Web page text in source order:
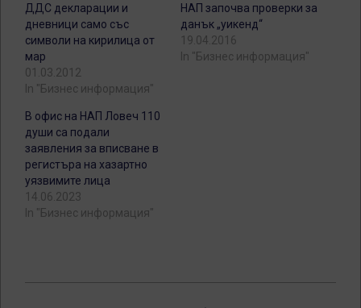
ДДС декларации и
дневници само със
символи на кирилица от
мар
01.03.2012
In "Бизнес информация"
НАП започва проверки за
данък „уикенд“
19.04.2016
In "Бизнес информация"
В офис на НАП Ловеч 110
души са подали
заявления за вписване в
регистъра на хазартно
уязвимите лица
14.06.2023
In "Бизнес информация"